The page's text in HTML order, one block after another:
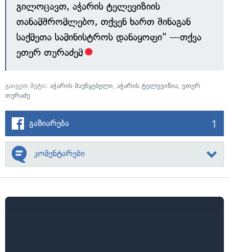
გილოცავთ, აჭარის ტელევიზიის
თანამშრომლებო, თქვენ ხართ შინაგან
საქმეთა სამინისტროს დანაყოფი" —თქვა
ეთერ თურაძემ
გაიგეთ მეტი: აჭარის მაუწყებელი, აჭარის ტელევიზია, ეთერ
თურაძე
გაზიარება 1
კომენტარები